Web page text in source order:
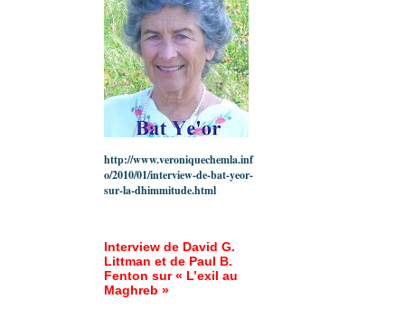
http://www.veroniquechemla.inf
o/2010/01/interview-de-bat-yeor-
sur-la-dhimmitude.html
Interview de David G.
Littman et de Paul B.
Fenton sur « L’exil au
Maghreb »